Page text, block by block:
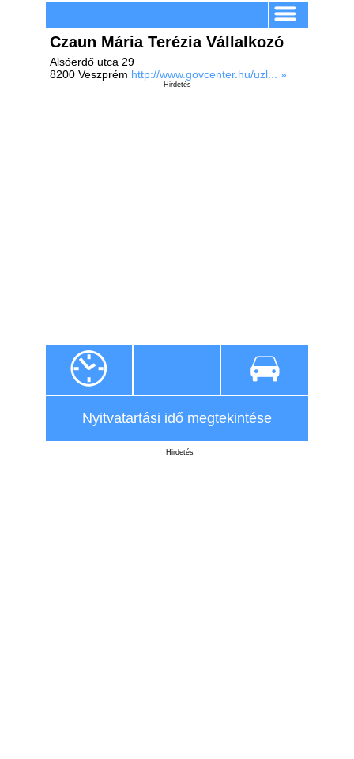
Czaun Mária Terézia Vállalkozó
Alsóerdő utca 29
8200 Veszprém http://www.govcenter.hu/uzl... »
Hirdetés
Nyitvatartási idő megtekintése
Hirdetés